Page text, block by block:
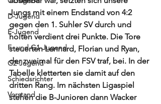
D-Jugend
E-Jugend
F- und G1-Jugend
G2-Jugend
Schiedsrichter
Vorstand
Jungs mit einem Endstand von 4:2
gegen den 1. Suhler SV durch und
holten verdient drei Punkte. Die Tore
steuerten Lennard, Florian und Ryan,
der zweimal für den FSV traf, bei. In der
Tabelle kletterten sie damit auf den
dritten Rang. Im nächsten Ligaspiel
stehen die B-Junioren dann Wacker